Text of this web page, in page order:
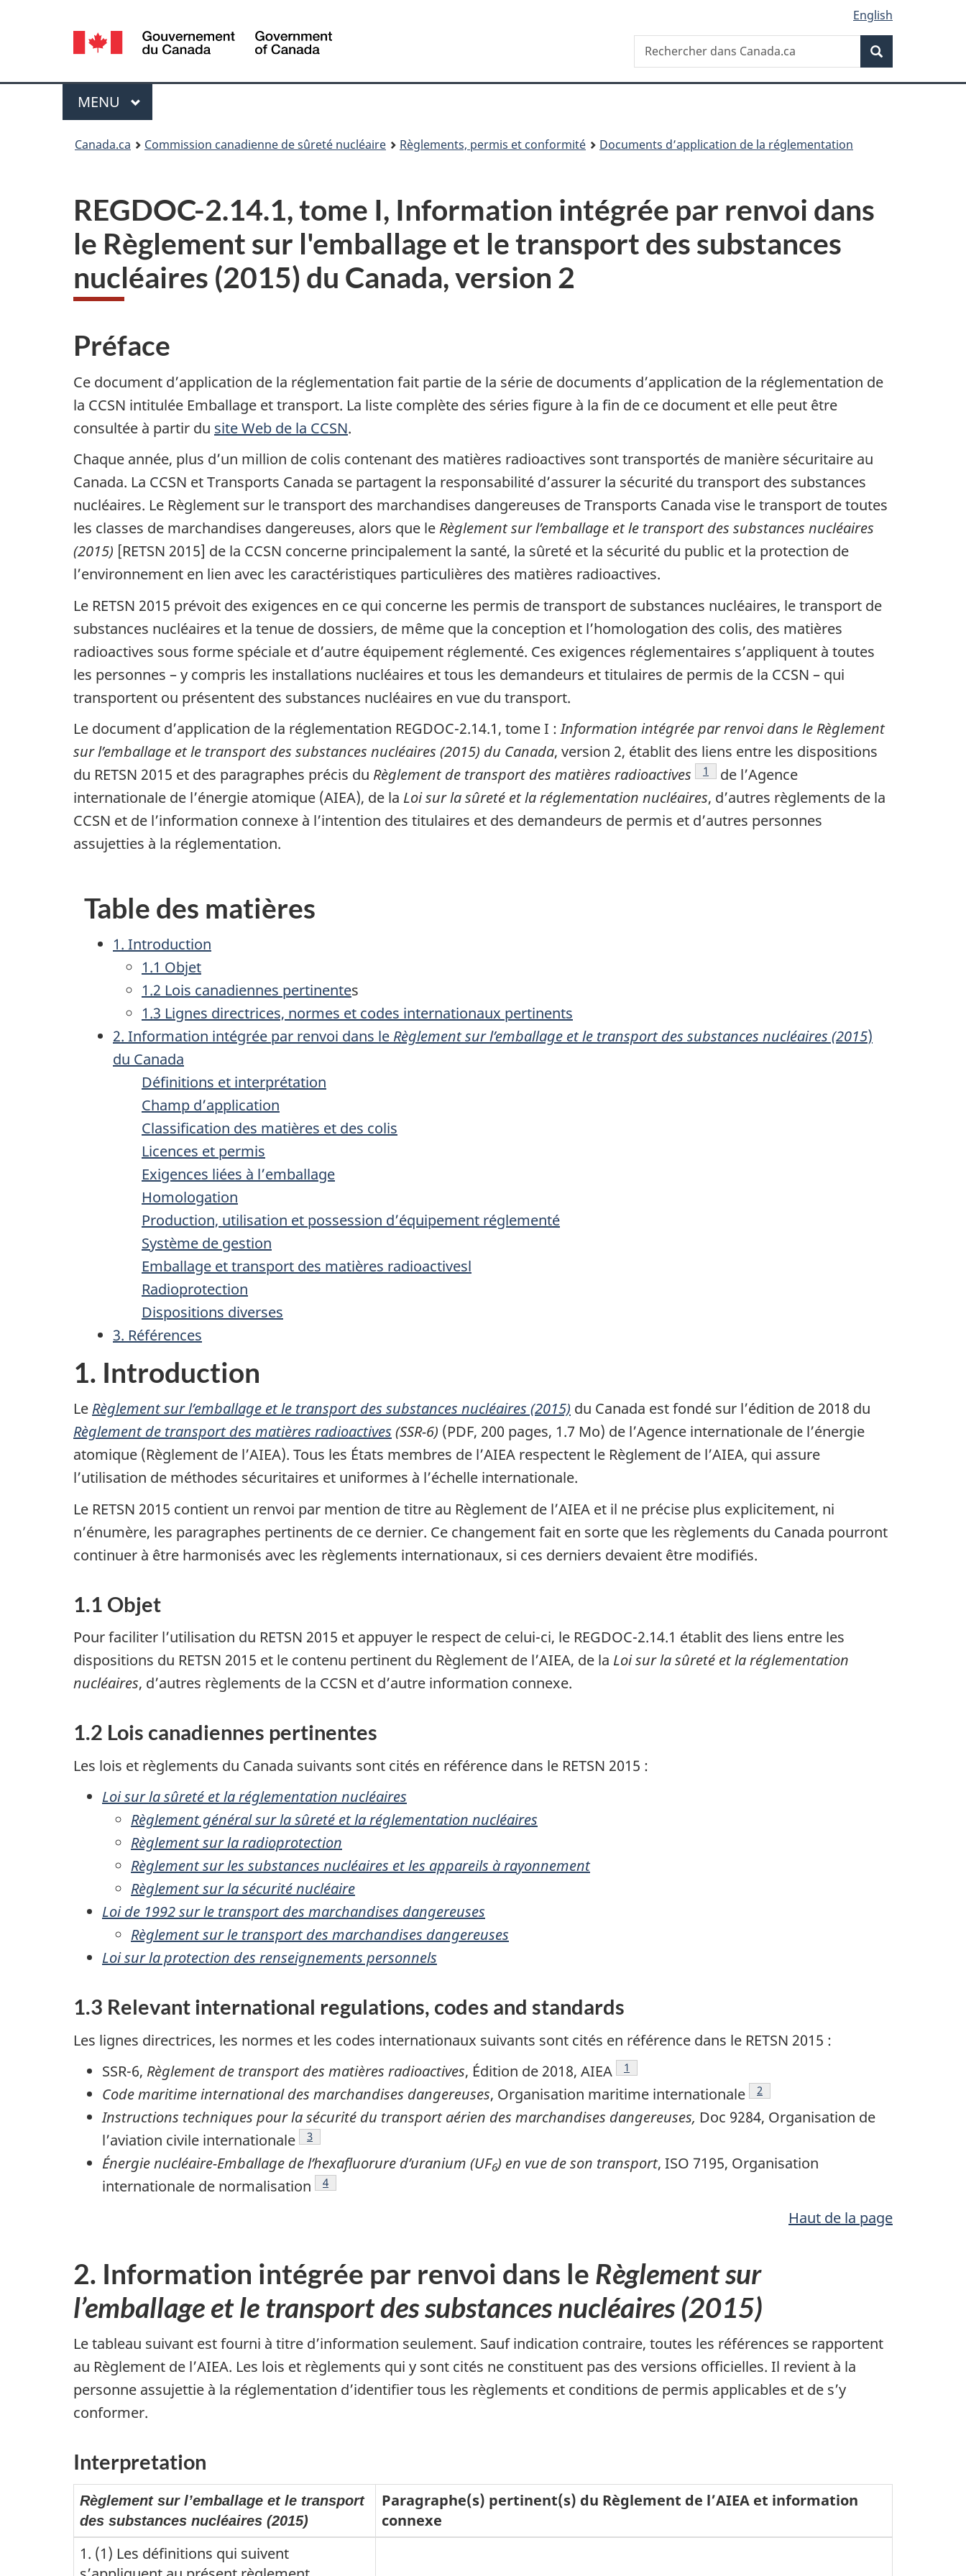
de
Sélection
de
la
langue
English
Canada
Recherche
Rechercher
dans
Menu
MENU PRINCIPAL
Canada.ca Commission canadienne de sûreté nucléaire Règlements, permis et conformité Documents d’application de la réglementation
REGDOC-2.14.1, tome I, Information intégrée par renvoi dans
le Règlement sur l'emballage et le transport des substances
nucléaires (2015) du Canada, version 2
Préface
Ce document d’application de la réglementation fait partie de la série de documents d’application de la réglementation de
la CCSN intitulée Emballage et transport. La liste complète des séries figure à la fin de ce document et elle peut être
consultée à partir du site Web de la CCSN.
Chaque année, plus d’un million de colis contenant des matières radioactives sont transportés de manière sécuritaire au
Canada. La CCSN et Transports Canada se partagent la responsabilité d’assurer la sécurité du transport des substances
nucléaires. Le Règlement sur le transport des marchandises dangereuses de Transports Canada vise le transport de toutes
les classes de marchandises dangereuses, alors que le Règlement sur l’emballage et le transport des substances nucléaires
(2015) [RETSN 2015] de la CCSN concerne principalement la santé, la sûreté et la sécurité du public et la protection de
l’environnement en lien avec les caractéristiques particulières des matières radioactives.
Le RETSN 2015 prévoit des exigences en ce qui concerne les permis de transport de substances nucléaires, le transport de
substances nucléaires et la tenue de dossiers, de même que la conception et l’homologation des colis, des matières
radioactives sous forme spéciale et d’autre équipement réglementé. Ces exigences réglementaires s’appliquent à toutes
les personnes – y compris les installations nucléaires et tous les demandeurs et titulaires de permis de la CCSN – qui
transportent ou présentent des substances nucléaires en vue du transport.
Le document d’application de la réglementation REGDOC-2.14.1, tome I :Information intégrée par renvoi dans le Règlement
sur l’emballage et le transport des substances nucléaires (2015) du Canada, version 2, établit des liens entre les dispositions
du RETSN 2015 et des paragraphes précis du Règlement de transport des matières radioactives Footnote
1
de l’Agence
internationale de l’énergie atomique (AIEA), de la Loi sur la sûreté et la réglementation nucléaires, d’autres règlements de la
CCSN et de l’information connexe à l’intention des titulaires et des demandeurs de permis et d’autres personnes
assujetties à la réglementation.
Table des matières
1. Introduction
1.1 Objet
1.2 Lois canadiennes pertinentes
1.3 Lignes directrices, normes et codes internationaux pertinents
2. Information intégrée par renvoi dans le Règlement sur l’emballage et le transport des substances nucléaires (2015)
du Canada
Définitions et interprétation
Champ d’application
Classification des matières et des colis
Licences et permis
Exigences liées à l’emballage
Homologation
Production, utilisation et possession d’équipement réglementé
Système de gestion
Emballage et transport des matières radioactivesl
Radioprotection
Dispositions diverses
3. Références
1. Introduction
Le Règlement sur l’emballage et le transport des substances nucléaires (2015) du Canada est fondé sur l’édition de 2018 du
Règlement de transport des matières radioactives (SSR-6) (PDF, 200 pages, 1.7 Mo) de l’Agence internationale de l’énergie
atomique (Règlement de l’AIEA). Tous les États membres de l’AIEA respectent le Règlement de l’AIEA, qui assure
l’utilisation de méthodes sécuritaires et uniformes à l’échelle internationale.
Le RETSN 2015 contient un renvoi par mention de titre au Règlement de l’AIEA et il ne précise plus explicitement, ni
n’énumère, les paragraphes pertinents de ce dernier. Ce changement fait en sorte que les règlements du Canada pourront
continuer à être harmonisés avec les règlements internationaux, si ces derniers devaient être modifiés.
1.1 Objet
Pour faciliter l’utilisation du RETSN 2015 et appuyer le respect de celui-ci, le REGDOC-2.14.1 établit des liens entre les
dispositions du RETSN 2015 et le contenu pertinent du Règlement de l’AIEA, de la Loi sur la sûreté et la réglementation
nucléaires, d’autres règlements de la CCSN et d’autre information connexe.
1.2 Lois canadiennes pertinentes
Les lois et règlements du Canada suivants sont cités en référence dans le RETSN 2015 :
Loi sur la sûreté et la réglementation nucléaires
Règlement général sur la sûreté et la réglementation nucléaires
Règlement sur la radioprotection
Règlement sur les substances nucléaires et les appareils à rayonnement
Règlement sur la sécurité nucléaire
Loi de 1992 sur le transport des marchandises dangereuses
Règlement sur le transport des marchandises dangereuses
Loi sur la protection des renseignements personnels
1.3 Relevant international regulations, codes and standards
Les lignes directrices, les normes et les codes internationaux suivants sont cités en référence dans le RETSN 2015 :
SSR-6, Règlement de transport des matières radioactives, Édition de 2018, AIEA Footnote
1
Code maritime international des marchandises dangereuses, Organisation maritime internationale Footnote
2
Instructions techniques pour la sécurité du transport aérien des marchandises dangereuses, Doc 9284, Organisation de
l’aviation civile internationale
Footnote
3
Énergie nucléaire-Emballage de l’hexafluorure d’uranium (UF6) en vue de son transport, ISO 7195, Organisation
internationale de normalisation
Footnote
4
Haut de la page
2. Information intégrée par renvoi dans le Règlement sur
l’emballage et le transport des substances nucléaires (2015)
Le tableau suivant est fourni à titre d’information seulement. Sauf indication contraire, toutes les références se rapportent
au Règlement de l’AIEA. Les lois et règlements qui y sont cités ne constituent pas des versions officielles. Il revient à la
personne assujettie à la réglementation d’identifier tous les règlements et conditions de permis applicables et de s’y
conformer.
Interpretation
Règlement sur l’emballage et le transport
des substances nucléaires (2015)
Paragraphe(s) pertinent(s) du Règlement de l’AIEA et information
connexe
1. (1) Les définitions qui suivent